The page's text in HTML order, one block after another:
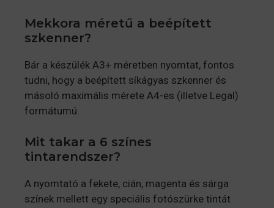
Mekkora méretű a beépített
szkenner?
Bár a készülék A3+ méretben nyomtat, fontos
tudni, hogy a beépített síkágyas szkenner és
másoló maximális mérete A4-es (illetve Legal)
formátumú.
Mit takar a 6 színes
tintarendszer?
A nyomtató a fekete, cián, magenta és sárga
színek mellett egy speciális fotószürke tintát